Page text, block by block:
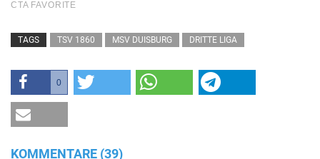
TAGS TSV 1860 MSV DUISBURG DRITTE LIGA
0
KOMMENTARE (39)